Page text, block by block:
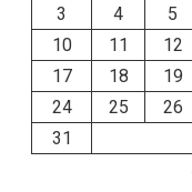
3
4 5
10
11 12
17
18 19
24
25 26
31